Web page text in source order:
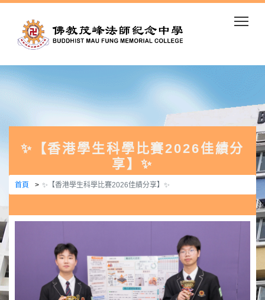
✨【香港學生科學比賽2026佳績分
享】✨
首頁 ✨【香港學生科學比賽2026佳績分享】✨